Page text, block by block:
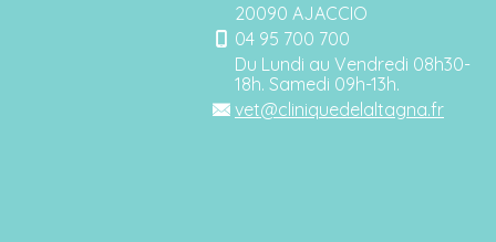
20090 AJACCIO
04 95 700 700
Du Lundi au Vendredi 08h30-
18h. Samedi 09h-13h.
vet@cliniquedelaltagna.fr